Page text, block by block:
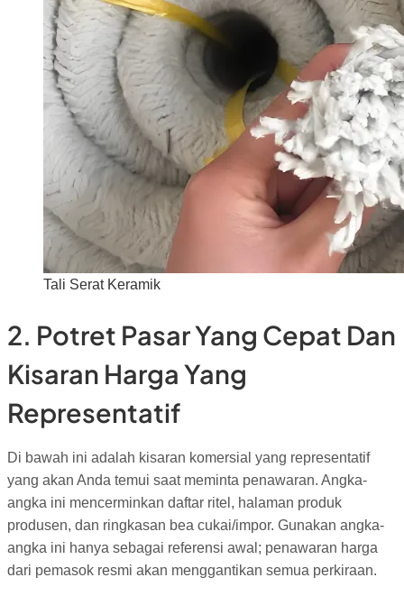
Tali Serat Keramik
2. Potret Pasar Yang Cepat Dan
Kisaran Harga Yang
Representatif
Di bawah ini adalah kisaran komersial yang representatif
yang akan Anda temui saat meminta penawaran. Angka-
angka ini mencerminkan daftar ritel, halaman produk
produsen, dan ringkasan bea cukai/impor. Gunakan angka-
angka ini hanya sebagai referensi awal; penawaran harga
dari pemasok resmi akan menggantikan semua perkiraan.